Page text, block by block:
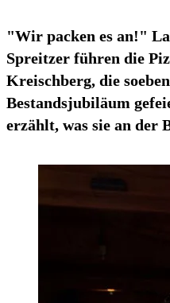
"Wir packen es an!"
Spreitzer führen die
Kreischberg, die
Bestandsjubiläum
erzählt, was sie an der